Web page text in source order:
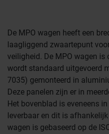
De MPO wagen heeft een
laagliggend zwaartepunt
veiligheid. De MPO wagen is
wordt standaard uitgevoerd
7035) gemonteerd in
Deze panelen zijn er in
Het bovenblad is eveneens
leverbaar en dit is
wagen is gebaseerd op de